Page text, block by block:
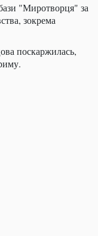
"Миротворця" за
зокрема
поскаржилась,